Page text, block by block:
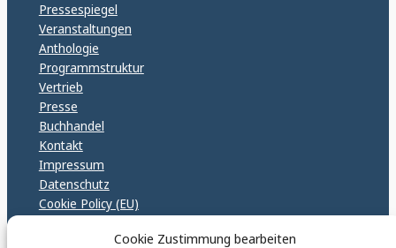
Cookie Zustimmung bearbeiten
Pressespiegel
Veranstaltungen
Anthologie
Programmstruktur
Vertrieb
Presse
Buchhandel
Kontakt
Impressum
Datenschutz
Cookie Policy (EU)